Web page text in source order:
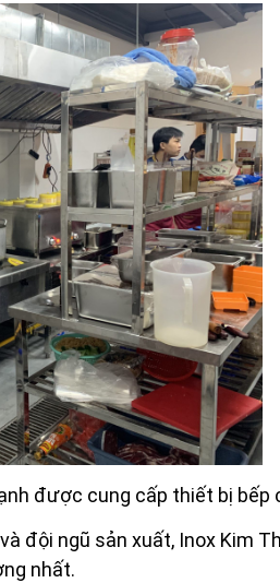
được cung cấp thiết bị bếp
đội ngũ sản xuất, Inox Kim
nhất.